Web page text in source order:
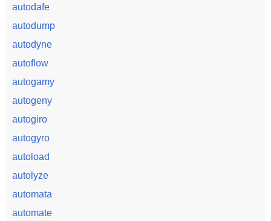
autodafe
autodump
autodyne
autoflow
autogamy
autogeny
autogiro
autogyro
autoload
autolyze
automata
automate